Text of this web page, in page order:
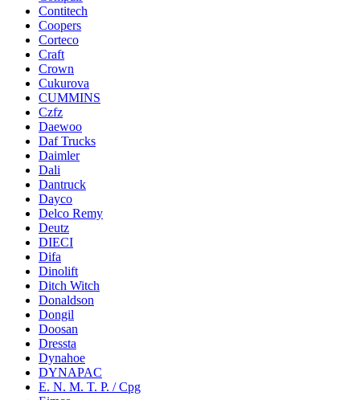
Contitech
Coopers
Corteco
Craft
Crown
Cukurova
CUMMINS
Czfz
Daewoo
Daf Trucks
Daimler
Dali
Dantruck
Dayco
Delco Remy
Deutz
DIECI
Difa
Dinolift
Ditch Witch
Donaldson
Dongil
Doosan
Dressta
Dynahoe
DYNAPAC
E. N. M. T. P. / Cpg